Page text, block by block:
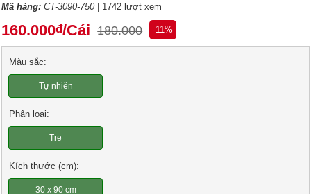
Mã hàng:CT-3090-750 | 1742 lượt xem
160.000đ/Cái 180.000 -11%
Màu sắc:
Tự nhiên
Phân loại:
Tre
Kích thước (cm):
30 x 90 cm